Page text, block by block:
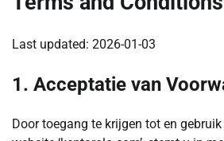
Last updated: 2026-01-03
1. Acceptatie van
Door toegang te krijgen tot en